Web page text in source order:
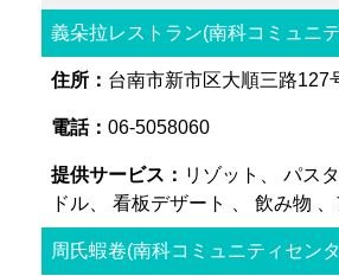
義朵拉レストラン(南科コミュニ
台南市新市区大順三路127
06-5058060
リゾット、 パス
ドル、 看板デザート 、 飲み物
周氏蝦卷(南科コミュニティセン